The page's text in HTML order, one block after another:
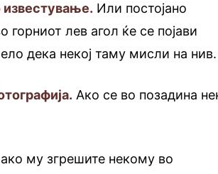
известување. Или постојано
лев агол ќе се појави
дека некој таму мисли на нив.
Ако се во позадина
му згрешите некому во